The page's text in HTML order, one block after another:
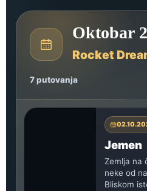
Oktobar
Rocket
7 putovanja
Jemen
Zemlja na
neke od
Bliskom